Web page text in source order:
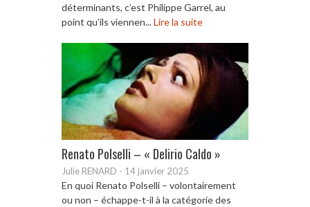
déterminants, c’est Philippe Garrel, au
point qu’ils viennen...Lire la suite
Renato Polselli – « Delirio Caldo »
Julie RENARD - 14 janvier 2025
En quoi Renato Polselli – volontairement
ou non – échappe-t-il à la catégorie des